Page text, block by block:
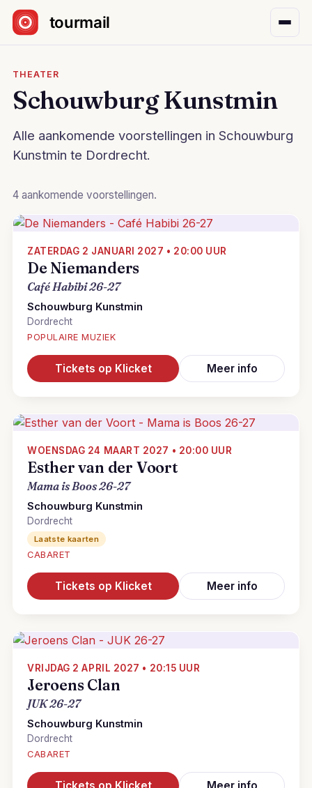
Sla navigatie over
THEATER
Schouwburg Kunstmin
Alle aankomende voorstellingen in Schouwburg
Kunstmin te Dordrecht.
4 aankomende voorstellingen.
ZATERDAG 2 JANUARI 2027 • 20:00 UUR
De Niemanders
Café Habibi 26-27
Schouwburg Kunstmin
Dordrecht
POPULAIRE MUZIEK
Tickets op Klicket Meer info
WOENSDAG 24 MAART 2027 • 20:00 UUR
Esther van der Voort
Mama is Boos 26-27
Schouwburg Kunstmin
Dordrecht
Laatste kaarten
CABARET
Tickets op Klicket Meer info
VRIJDAG 2 APRIL 2027 • 20:15 UUR
Jeroens Clan
JUK 26-27
Schouwburg Kunstmin
Dordrecht
CABARET